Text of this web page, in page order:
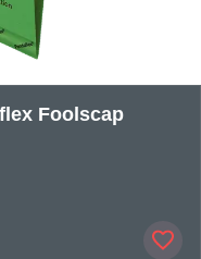
Foolscap